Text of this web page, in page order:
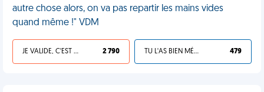
autre chose alors, on va pas repartir les mains vides
quand même !" VDM
JE VALIDE, C'EST UNE VDM 2 790 TU L'AS BIEN MÉRITÉ 479